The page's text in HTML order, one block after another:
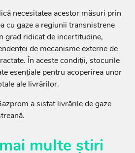
necesitatea acestor măsuri prin
cu gaze a regiunii transnistrene
grad ridicat de incertitudine,
de mecanisme externe de
În aceste condiții, stocurile
esențiale pentru acoperirea unor
ale livrărilor.
a sistat livrările de gaze
multe știri